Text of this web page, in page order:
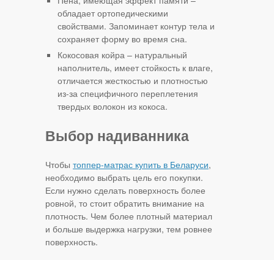
обладает ортопедическими
свойствами. Запоминает контур тела и
сохраняет форму во время сна.
Кокосовая койра – натуральный
наполнитель, имеет стойкость к влаге,
отличается жесткостью и плотностью
из-за специфичного переплетения
твердых волокон из кокоса.
Выбор надиванника
Чтобы топпер-матрас купить в Беларуси,
необходимо выбрать цель его покупки.
Если нужно сделать поверхность более
ровной, то стоит обратить внимание на
плотность. Чем более плотный материал
и больше выдержка нагрузки, тем ровнее
поверхность.